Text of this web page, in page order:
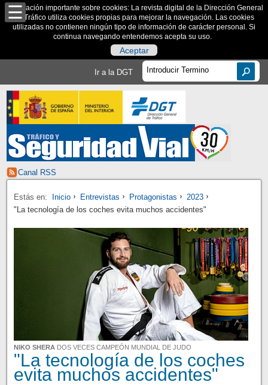
Información importante sobre cookies: La revista digital de la Dirección General
de Tráfico utiliza cookies propias para mejorar la navegación. Las cookies
utilizadas no contienen ningún tipo de información de carácter personal. Si
continua navegando entendemos acepta su uso.
Aceptar
Ir a la DGT
Canal RSS
Estás en: Inicio Entrevistas Protagonistas
2023
"La tecnología de los coches evita muchos accidentes"
NIKO SHERADOS VECES CAMPEÓN MUNDIAL DE JUDO
"La tecnología de los coches
evita muchos accidentes"